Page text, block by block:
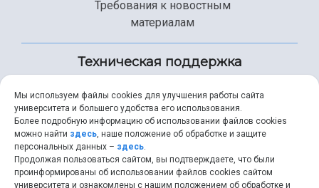
Требования к новостным
материалам
Техническая поддержка
+7 (846) 267-49-99
help@ssau.ru
Мы используем файлы cookies для улучшения работы сайта
университета и большего удобства его использования.
Более подробную информацию об использовании файлов cookies
можно найти здесь, наше положение об обработке и защите
персональных данных – здесь.
Продолжая пользоваться сайтом, вы подтверждаете, что были
проинформированы об использовании файлов cookies сайтом
университета и ознакомлены с нашим положением об обработке и